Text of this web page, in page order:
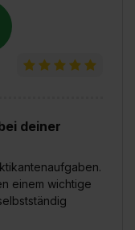
deiner
einem wichtige